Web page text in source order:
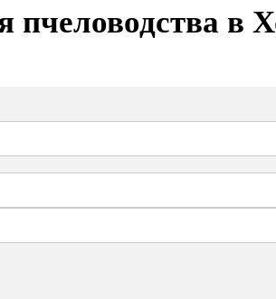
пчеловодства в